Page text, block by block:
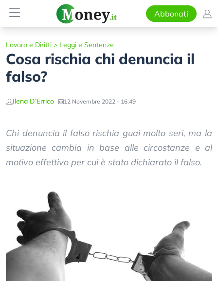
Abbonati
Lavoro e Diritti > Leggi e Sentenze
Cosa rischia chi denuncia il
falso?
Ilena D’Errico 12 Novembre 2022 - 16:49
Chi denuncia il falso rischia guai molto seri, ma la
situazione cambia in base alle circostanze e al
motivo effettivo per cui è stato dichiarato il falso.